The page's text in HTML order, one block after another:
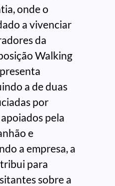
onde o
a vivenciar
da
Walking
a de duas
por
pela
e
a empresa, a
para
sobre a